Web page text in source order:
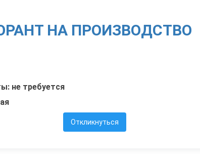
НА ПРОИЗВОДСТВО
не требуется
Откликнуться